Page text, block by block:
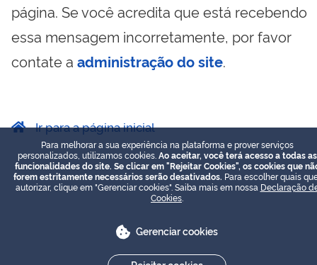
página. Se você acredita que está recebendo
essa mensagem incorretamente, por favor
contate a administração do site.
Ir para a página inicial
Para melhorar a sua experiência na plataforma e prover serviços
personalizados, utilizamos cookies. Ao aceitar, você terá acesso a todas as
funcionalidades do site. Se clicar em "Rejeitar Cookies", os cookies que
forem estritamente necessários serão desativados. Para escolher quais
autorizar, clique em "Gerenciar cookies". Saiba mais em nossa Declaração
Cookies
Gerenciar cookies